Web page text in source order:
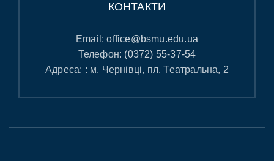
КОНТАКТИ
Email:office@bsmu.edu.ua
Телефон: (0372) 55-37-54
Адреса: : м. Чернівці, пл. Театральна, 2